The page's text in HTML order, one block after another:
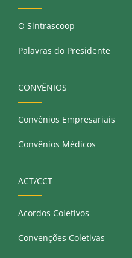
O Sintrascoop
Palavras do Presidente
CONVÊNIOS
Convênios Empresariais
Convênios Médicos
ACT/CCT
Acordos Coletivos
Convenções Coletivas